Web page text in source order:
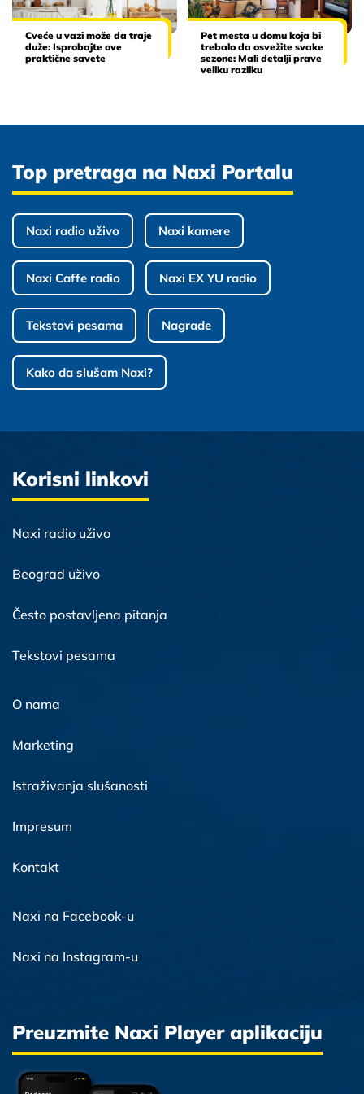
Cveće u vazi može da traje
duže: Isprobajte ove
praktične savete
Pet mesta u domu koja bi
trebalo da osvežite svake
sezone: Mali detalji prave
veliku razliku
Top pretraga na Naxi Portalu
Naxi radio uživo Naxi kamere
Naxi Caffe radio Naxi EX YU radio
Tekstovi pesama Nagrade
Kako da slušam Naxi?
Korisni linkovi
Naxi radio uživo
Beograd uživo
Često postavljena pitanja
Tekstovi pesama
O nama
Marketing
Istraživanja slušanosti
Impresum
Kontakt
Naxi na Facebook-u
Naxi na Instagram-u
Preuzmite Naxi Player aplikaciju